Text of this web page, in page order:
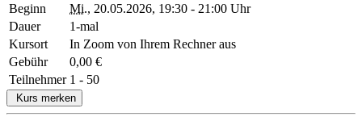
Beginn
Mi., 20.05.2026, 19:30 - 21:00 Uhr
Dauer
1-mal
Kursort
In Zoom von Ihrem Rechner aus
Gebühr
0,00 €
Teilnehmer 1 - 50
Kurs merken